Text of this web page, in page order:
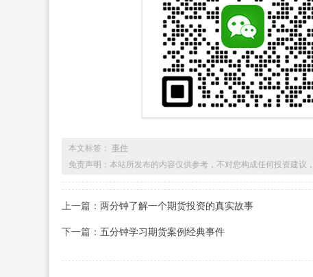
本文标签： 事件
免责声明：本站所发布的内容仅供参考，不对您构成任何投资建议
上一篇： 两分钟了解一个期货投资的真实故事
下一篇： 五分钟学习期货案例经典事件